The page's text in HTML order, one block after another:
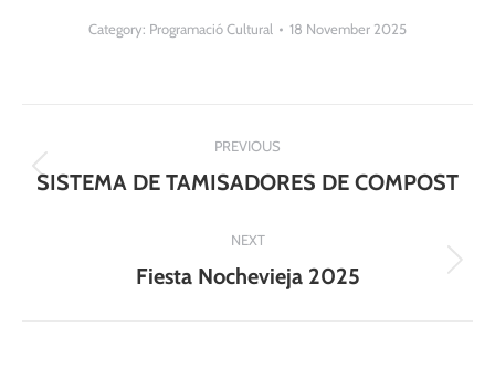
Category: Programació Cultural 18 November 2025
navigation
PREVIOUS
Previous
SISTEMA DE TAMISADORES DE COMPOST
NEXT
Next
Fiesta Nochevieja 2025